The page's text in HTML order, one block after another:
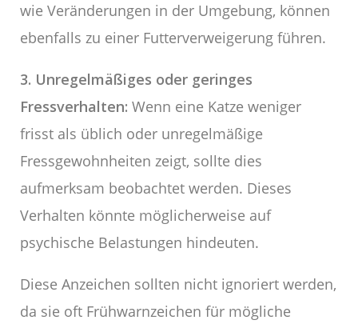
wie Veränderungen in der Umgebung, können
ebenfalls zu einer Futterverweigerung führen.
3. Unregelmäßiges oder geringes
Fressverhalten: Wenn eine Katze weniger
frisst als üblich oder unregelmäßige
Fressgewohnheiten zeigt, sollte dies
aufmerksam beobachtet werden. Dieses
Verhalten könnte möglicherweise auf
psychische Belastungen hindeuten.
Diese Anzeichen sollten nicht ignoriert werden,
da sie oft Frühwarnzeichen für mögliche